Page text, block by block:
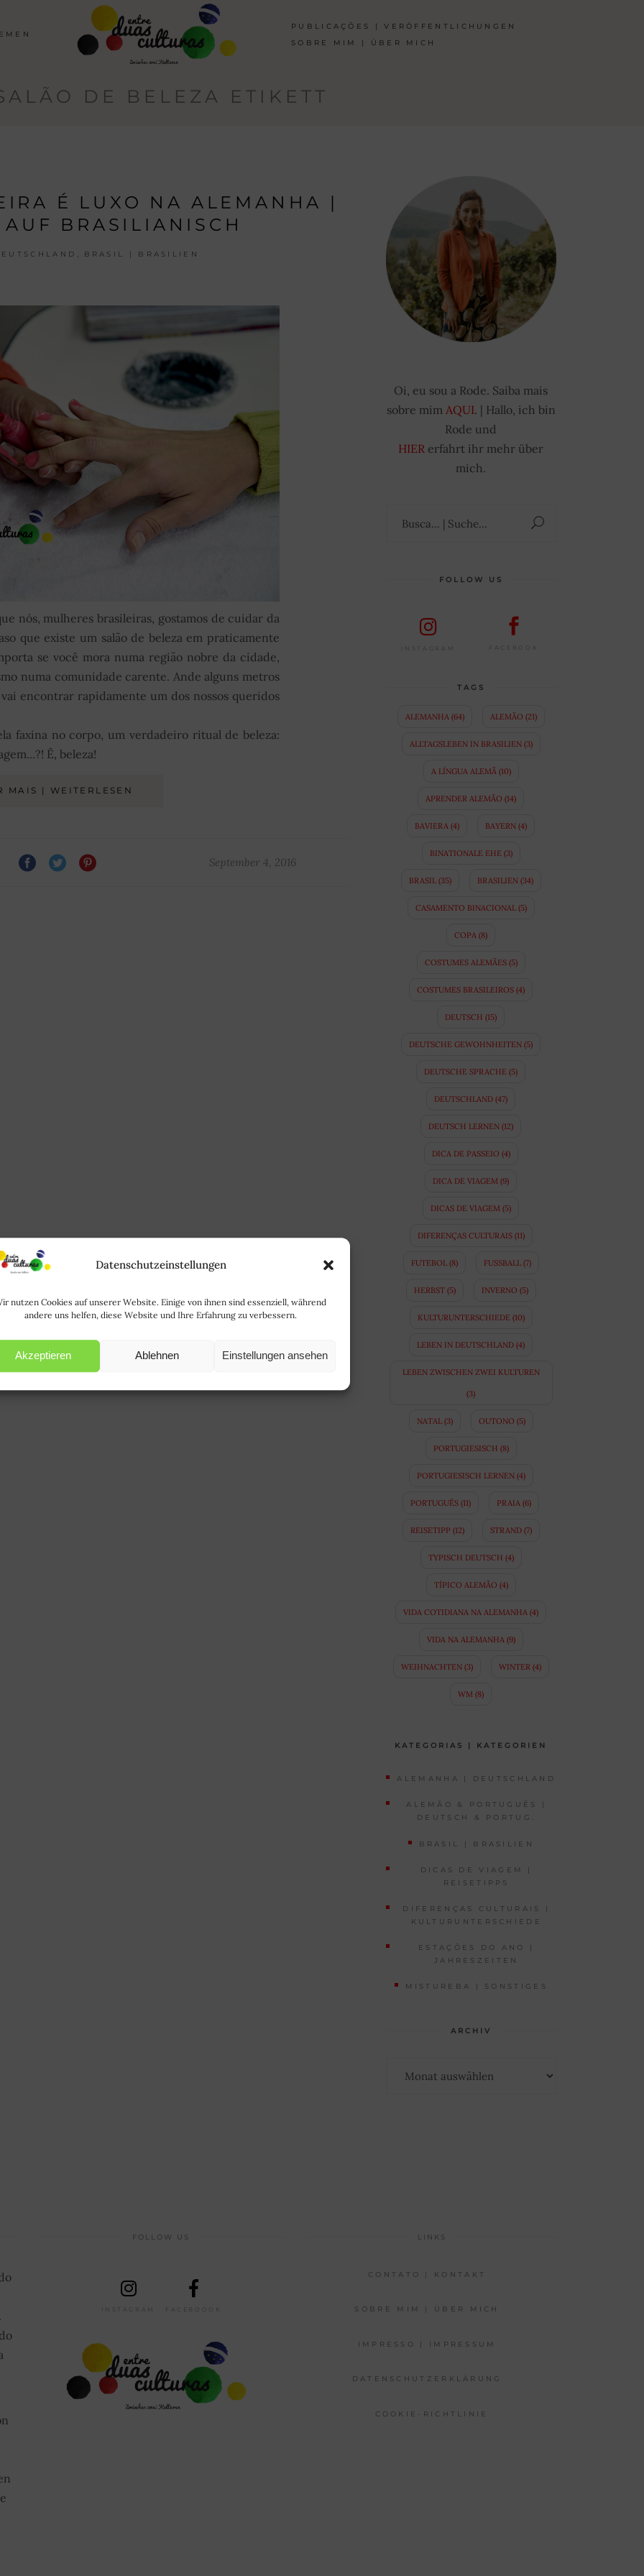
Datenschutzeinstellungen
nutzen Cookies auf unserer Website. Einige von ihnen sind essenziell, während
andere uns helfen, diese Website und Ihre Erfahrung zu verbessern.
Akzeptieren Ablehnen Einstellungen ansehen
PUBLICAÇÕES | VERÖFFENTLICHUNGEN
SOBRE MIM | ÜBER MICH
DE BELEZA ETIKETT
É LUXO NA ALEMANHA |
BRASILIANISCH
BRASIL | BRASILIEN
nós, mulheres brasileiras, gostamos de cuidar da
que existe um salão de beleza em praticamente
se você mora numa região nobre da cidade,
numa comunidade carente. Ande alguns metros
encontrar rapidamente um dos nossos queridos
faxina no corpo, um verdadeiro ritual de beleza:
Ê, beleza!
MAIS | WEITERLESEN
September 4, 2016
Oi, eu sou a Rode. Saiba mais
sobre mim AQUI. | Hallo, ich bin
Rode und
HIER erfahrt ihr mehr über
mich.
FOLLOW US
INSTAGRAM FACEBOOK
TAGS
ALEMANHA (64) ALEMÃO (21)
ALLTAGSLEBEN IN BRASILIEN(3)
A LÍNGUA ALEMÃ (10)
APRENDER ALEMÃO (14)
BAVIERA (4) BAYERN (4)
BINATIONALE EHE(3)
BRASIL(35) BRASILIEN(34)
CASAMENTO BINACIONAL(5)
COPA (8)
COSTUMES ALEMÃES(5)
COSTUMES BRASILEIROS (4)
DEUTSCH (15)
DEUTSCHE GEWOHNHEITEN (5)
DEUTSCHE SPRACHE (5)
DEUTSCHLAND (47)
DEUTSCH LERNEN (12)
DICA DE PASSEIO (4)
DICA DE VIAGEM (9)
DICAS DE VIAGEM (5)
DIFERENÇAS CULTURAIS(11)
FUTEBOL(8) FUSSBALL (7)
HERBST(5) INVERNO (5)
KULTURUNTERSCHIEDE(10)
LEBEN IN DEUTSCHLAND (4)
LEBEN ZWISCHEN ZWEI KULTUREN
(3)
NATAL(3) OUTONO (5)
PORTUGIESISCH (8)
PORTUGIESISCH LERNEN(4)
PORTUGUÊS (11) PRAIA (6)
REISETIPP(12) STRAND(7)
TYPISCH DEUTSCH (4)
TÍPICO ALEMÃO (4)
VIDA COTIDIANA NA ALEMANHA (4)
VIDA NA ALEMANHA (9)
WEIHNACHTEN(3) WINTER (4)
WM (8)
KATEGORIAS | KATEGORIEN
ALEMANHA | DEUTSCHLAND
ALEMÃO & PORTUGUÊS |
DEUTSCH & PORTUG.
BRASIL | BRASILIEN
DICAS DE VIAGEM |
REISETIPPS
DIFERENÇAS CULTURAIS |
KULTURUNTERSCHIEDE
ESTAÇÕES DO ANO |
JAHRESZEITEN
MISTUREBA | SONSTIGES
ARCHIV
FOLLOW US
INSTAGRAM FACEBOOOK
LINKS
CONTATO | KONTAKT
SOBRE MIM | ÜBER MICH
IMPRESSO | IMPRESSUM
DATENSCHUTZERKLÄRUNG
COOKIE-RICHTLINIE